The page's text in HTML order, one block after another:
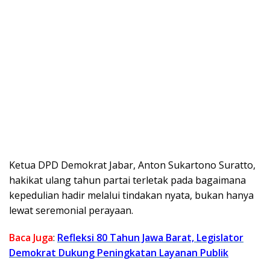
Ketua DPD Demokrat Jabar, Anton Sukartono Suratto,
hakikat ulang tahun partai terletak pada bagaimana
kepedulian hadir melalui tindakan nyata, bukan hanya
lewat seremonial perayaan.
Baca Juga: Refleksi 80 Tahun Jawa Barat, Legislator
Demokrat Dukung Peningkatan Layanan Publik